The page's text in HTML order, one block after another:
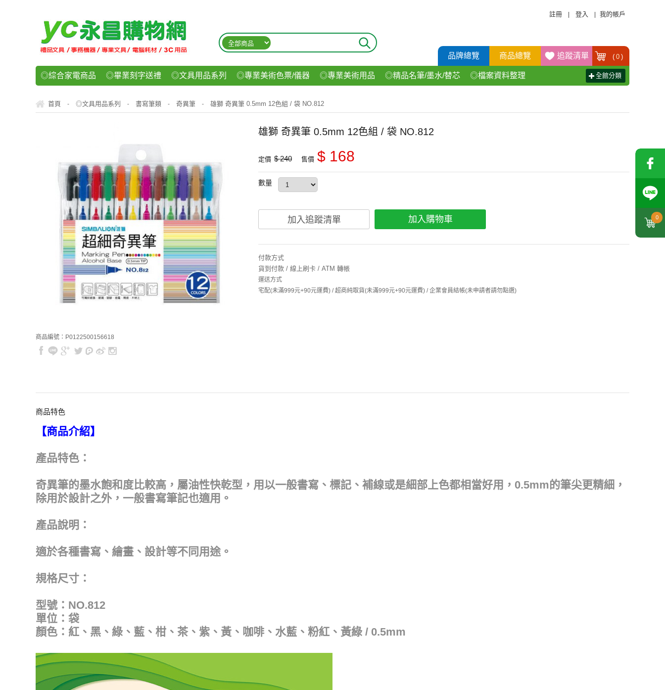
0
註冊 登入 我的帳戶
品牌總覽 商品總覽 追蹤清單 ( 0 )
◎綜合家電商品 ◎畢業刻字送禮 ◎文具用品系列 ◎專業美術色票/儀器 ◎專業美術用品 ◎精品名筆/墨水/替芯 ◎檔案資料整理
◎運動/休閒/樂器 ◎客製化禮贈品 ◎食品/零食/飲料
全館分類
首頁 - ◎文具用品系列 - 書寫筆類 - 奇異筆 - 雄獅 奇異筆 0.5mm 12色組 / 袋 NO.812
商品編號：P0122500156618
雄獅 奇異筆 0.5mm 12色組 / 袋 NO.812
定價 $ 240 售價 $ 168
數量
加入追蹤清單 加入購物車
付款方式
貨到付款 / 線上刷卡 / ATM 轉帳
運送方式
宅配(未滿999元+90元運費) / 超商純取貨(未滿999元+90元運費) / 企業會員結帳(未申請者請勿點選)
商品特色
【商品介紹】
產品特色：
奇異筆的墨水飽和度比較高，屬油性快乾型，用以一般書寫、標記、補線或是細部上色都相當好用，0.5mm的筆尖更精細，
除用於設計之外，一般書寫筆記也適用。
產品說明：
適於各種書寫、繪畫、設計等不同用途。
規格尺寸：
型號：NO.812
單位：袋
顏色：紅、黑、綠、藍、柑、茶、紫、黃、咖啡、水藍、粉紅、黃綠 / 0.5mm